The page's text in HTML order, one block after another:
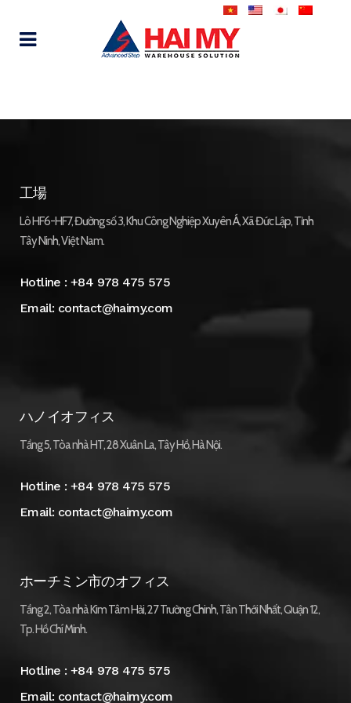
工場
Lô HF6-HF7, Đường số 3, Khu Công Nghiệp Xuyên Á, Xã Đức Lập, Tỉnh
Tây Ninh, Việt Nam.
Hotline :+84 978 475 575
Email: contact@haimy.com
ハノイオフィス
Tầng 5, Tòa nhà HT, 28 Xuân La, Tây Hồ, Hà Nội.
Hotline :+84 978 475 575
Email: contact@haimy.com
ホーチミン市のオフィス
Tầng 2, Tòa nhà Kim Tâm Hải, 27 Trường Chinh, Tân Thới Nhất, Quận 12,
Tp. Hồ Chí Minh.
Hotline :+84 978 475 575
Email: contact@haimy.com